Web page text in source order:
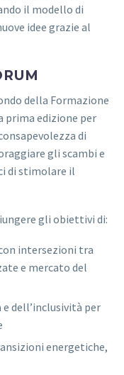
il modello di
idee grazie al
della Formazione
prima edizione per
di
gli scambi e
di stimolare il
gli obiettivi di:
intersezioni tra
e mercato del
dell’inclusività per
energetiche,